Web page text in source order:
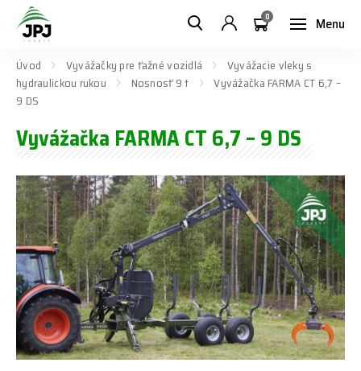
Menu
0
Úvod Vyvážačky pre ťažné vozidlá
Vyvážacie vleky s
hydraulickou rukou
Nosnosť 9 t
Vyvážačka FARMA CT 6,7 –
9 DS
Vyvážačka FARMA CT 6,7 – 9 DS